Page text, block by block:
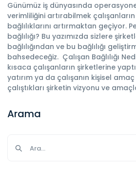
Günümüz iş dünyasında
verimliliğini artırabilmek
bağlılıklarını artırmaktan geçiyor.
bağlılığı? Bu yazımızda sizlere
bağlılığından ve bu bağlılığı
bahsedeceğiz. Çalışan Bağlılığı
kısaca çalışanların şirketlerine
yatırım ya da çalışanın kişisel
çalıştıkları şirketin vizyonu ve
Arama